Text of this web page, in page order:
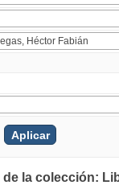
de la colección: